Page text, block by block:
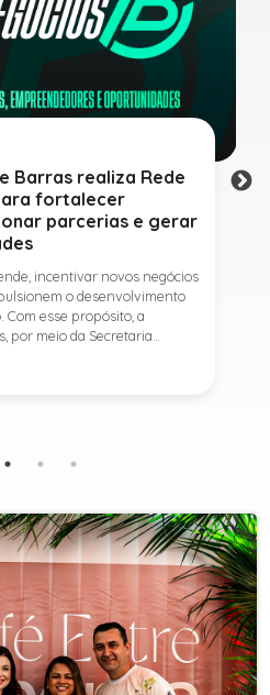
Barras realiza Rede
fortalecer
parcerias e gerar
incentivar novos negócios
o desenvolvimento
esse propósito, a
por meio da Secretaria
Econômico,
feira (11) a Rede de Negócios
da empresa Seu
estratégias para
relacionamentos
de
Municipal de Turismo e
Edna Carvalho, a Rede de
uma iniciativa da gestão
fortalecer o
o crescimento das